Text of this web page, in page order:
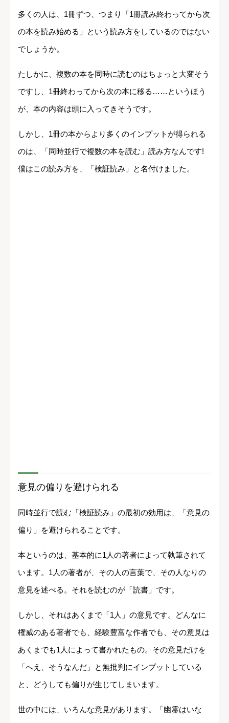
多くの人は、1冊ずつ、つまり「1冊読み終わってから次
の本を読み始める」という読み方をしているのではない
でしょうか。
たしかに、複数の本を同時に読むのはちょっと大変そう
ですし、1冊終わってから次の本に移る……というほう
が、本の内容は頭に入ってきそうです。
しかし、1冊の本からより多くのインプットが得られる
のは、「同時並行で複数の本を読む」読み方なんです!
僕はこの読み方を、「検証読み」と名付けました。
意見の偏りを避けられる
同時並行で読む「検証読み」の最初の効用は、「意見の
偏り」を避けられることです。
本というのは、基本的に1人の著者によって執筆されて
います。1人の著者が、その人の言葉で、その人なりの
意見を述べる。それを読むのが「読書」です。
しかし、それはあくまで「1人」の意見です。どんなに
権威のある著者でも、経験豊富な作者でも、その意見は
あくまでも1人によって書かれたもの。その意見だけを
「へえ、そうなんだ」と無批判にインプットしている
と、どうしても偏りが生じてしまいます。
世の中には、いろんな意見があります。「幽霊はいな